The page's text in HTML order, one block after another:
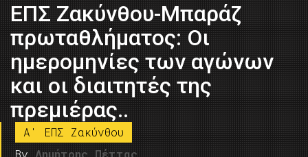
ΕΠΣ Ζακύνθου-Μπαράζ
πρωταθλήματος: Οι
ημερομηνίες των αγώνων
και οι διαιτητές της
πρεμιέρας..
A' ΕΠΣ Ζακύνθου
By Δημήτρης Πέττας